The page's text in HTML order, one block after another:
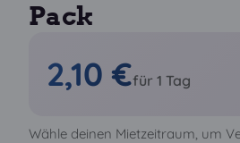
Pack
2,10 €für 1 Tag
Wähle deinen Mietzeitraum, um